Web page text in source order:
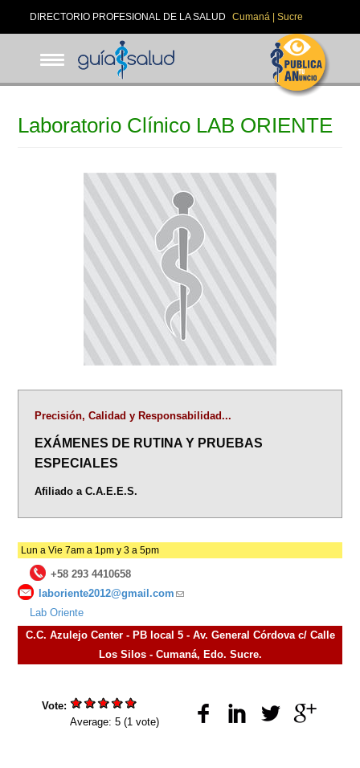
DIRECTORIO PROFESIONAL DE LA SALUD Cumaná | Sucre
Laboratorio Clínico LAB ORIENTE
Precisión, Calidad y Responsabilidad...
EXÁMENES DE RUTINA Y PRUEBAS
ESPECIALES
Afiliado a C.A.E.E.S.
Lun a Vie 7am a 1pm y 3 a 5pm
+58 293 4410658
laboriente2012@gmail.com (link
e-
mail)
Lab Oriente
C.C. Azulejo Center - PB local 5 - Av. General Córdova c/ Calle
Los Silos - Cumaná, Edo. Sucre.
Vote:
Average:5 (1 vote)